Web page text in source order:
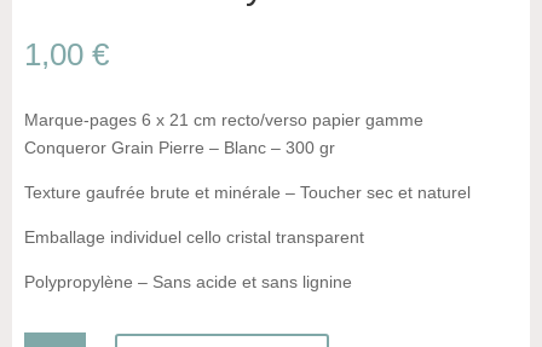
1,00 €
Marque-pages 6 x 21 cm recto/verso papier gamme
Conqueror Grain Pierre – Blanc – 300 gr
Texture gaufrée brute et minérale – Toucher sec et naturel
Emballage individuel cello cristal transparent
Polypropylène – Sans acide et sans lignine